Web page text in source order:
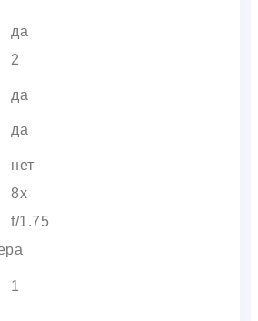
да
2
да
да
нет
8x
f/1.75
1